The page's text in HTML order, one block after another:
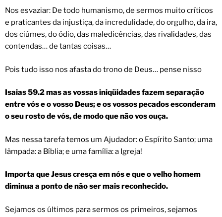
Nos esvaziar: De todo humanismo, de sermos muito críticos
e praticantes da injustiça, da incredulidade, do orgulho, da ira,
dos ciúmes, do ódio, das maledicências, das rivalidades, das
contendas… de tantas coisas…
Pois tudo isso nos afasta do trono de Deus… pense nisso
Isaias 59.2 mas as vossas iniqüidades fazem separação
entre vós e o vosso Deus; e os vossos pecados esconderam
o seu rosto de vós, de modo que não vos ouça.
Mas nessa tarefa temos um Ajudador: o Espírito Santo; uma
lâmpada: a Bíblia; e uma família: a Igreja!
Importa que Jesus cresça em nós e que o velho homem
diminua a ponto de não ser mais reconhecido.
Sejamos os últimos para sermos os primeiros, sejamos